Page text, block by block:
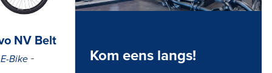
Kom eens langs!
NV Belt
E-Bike